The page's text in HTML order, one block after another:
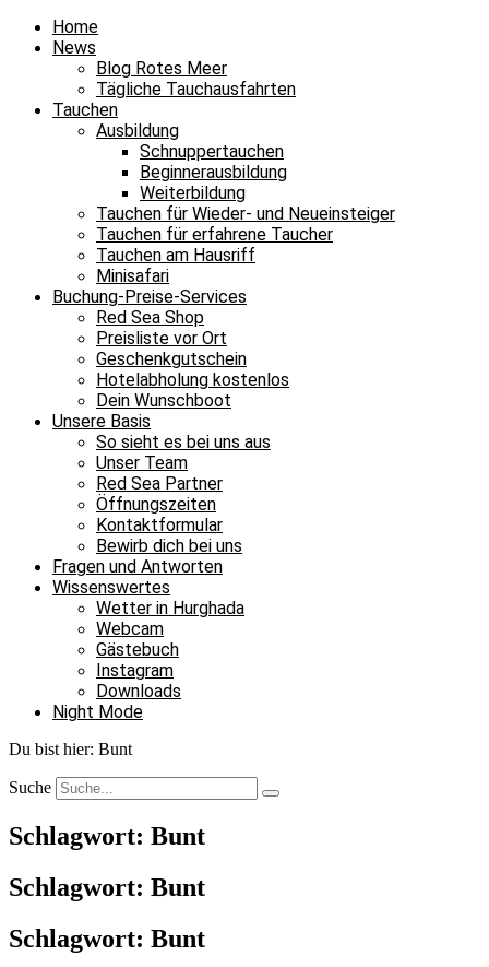
Home
News
Blog Rotes Meer
Tägliche Tauchausfahrten
Tauchen
Ausbildung
Schnuppertauchen
Beginnerausbildung
Weiterbildung
Tauchen für Wieder- und Neueinsteiger
Tauchen für erfahrene Taucher
Tauchen am Hausriff
Minisafari
Buchung-Preise-Services
Red Sea Shop
Preisliste vor Ort
Geschenkgutschein
Hotelabholung kostenlos
Dein Wunschboot
Unsere Basis
So sieht es bei uns aus
Unser Team
Red Sea Partner
Öffnungszeiten
Kontaktformular
Bewirb dich bei uns
Fragen und Antworten
Wissenswertes
Wetter in Hurghada
Webcam
Gästebuch
Instagram
Downloads
Night Mode
Du bist hier: Bunt
Suche
Schlagwort: Bunt
Schlagwort: Bunt
Schlagwort: Bunt